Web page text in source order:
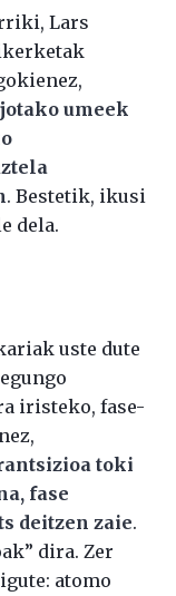
Lars
umeek
. Bestetik, ikusi
dela.
uste dute
iristeko, fase-
toki
fase
deitzen zaie.
dira. Zer
atomo